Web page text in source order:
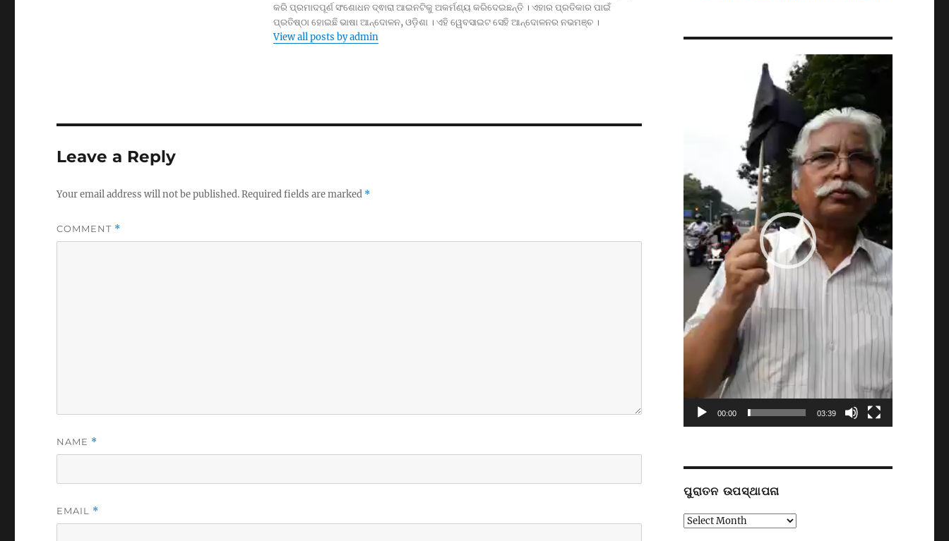
କରି ପ୍ରମାଦପୂର୍ଣ ସଂଶୋଧନ ଦ୍ଵାରା ଆଇନଟିକୁ ଅକର୍ମଣ୍ୟ କରିଦେଇଛନ୍ତି । ଏହାର ପ୍ରତିକାର ପାଇଁ
ପ୍ରତିଷ୍ଠା ହୋଇଛି ଭାଷା ଆନ୍ଦୋଳନ, ଓଡ଼ିଶା । ଏହି ୱେବସାଇଟ ସେହି ଆନ୍ଦୋଳନର ନଭମଞ୍ଚ ।
View all posts by admin
Leave a Reply
Your email address will not be published.Required fields are marked *
COMMENT *
NAME *
EMAIL *
00:00 03:39
ପୁରାତନ ଉପସ୍ଥାପନା
ପୁରାତନ